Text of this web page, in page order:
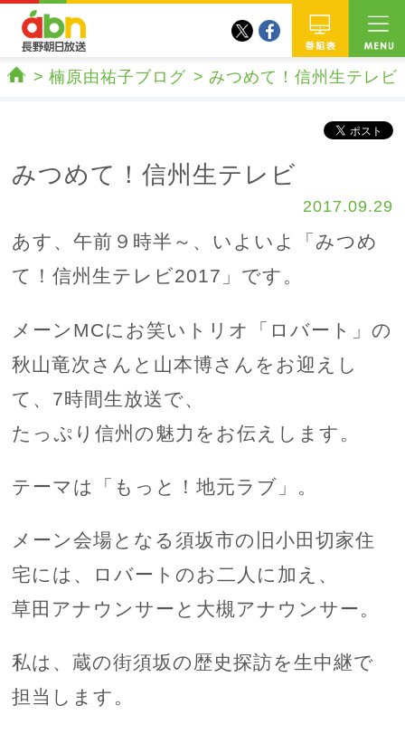
番組
twitterfacebook
楠原由祐子ブログ みつめて！信州生テレビ
みつめて！信州生テレビ
2017.09.29
あす、午前９時半～、いよいよ「みつめ
て！信州生テレビ2017」です。
メーンMCにお笑いトリオ「ロバート」の
秋山竜次さんと山本博さんをお迎えし
て、7時間生放送で、
たっぷり信州の魅力をお伝えします。
テーマは「もっと！地元ラブ」。
メーン会場となる須坂市の旧小田切家住
宅には、ロバートのお二人に加え、
草田アナウンサーと大槻アナウンサー。
私は、蔵の街須坂の歴史探訪を生中継で
担当します。